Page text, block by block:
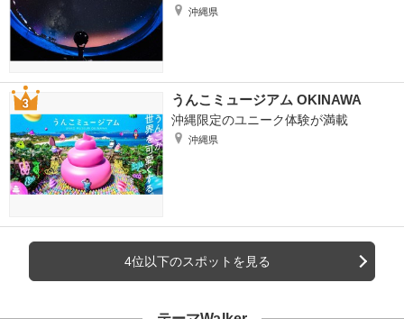
沖縄県
うんこミュージアム OKINAWA
沖縄限定のユニーク体験が満載
沖縄県
4位以下のスポットを見る